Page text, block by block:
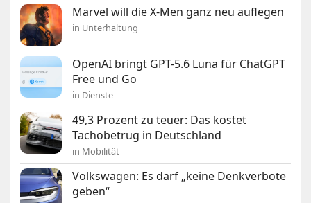
Marvel will die X-Men ganz neu auflegen
in Unterhaltung
OpenAI bringt GPT-5.6 Luna für ChatGPT
Free und Go
in Dienste
49,3 Prozent zu teuer: Das kostet
Tachobetrug in Deutschland
in Mobilität
Volkswagen: Es darf „keine Denkverbote
geben“